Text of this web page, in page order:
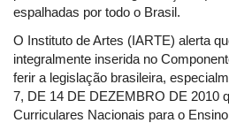
espalhadas por todo o Brasil.
O Instituto de Artes (IARTE) alerta
integralmente inserida no
ferir a legislação brasileira,
7, DE 14 DE DEZEMBRO DE 2010
Curriculares Nacionais para o